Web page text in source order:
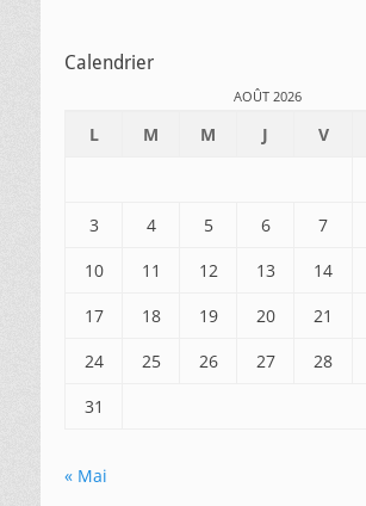
Calendrier
AOÛT 2026
L M M J V
3
4 5 6 7
10
11 12 13 14
17
18 19 20 21
24
25 26 27 28
31
« Mai